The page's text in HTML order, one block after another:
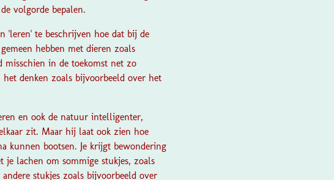
volgorde bepalen.
'leren' te beschrijven hoe dat bij de
hebben met dieren zoals
in de toekomst net zo
denken zoals bijvoorbeeld over het
en ook de natuur intelligenter,
zit. Maar hij laat ook zien hoe
kunnen bootsen. Je krijgt bewondering
je lachen om sommige stukjes, zoals
stukjes zoals bijvoorbeeld over